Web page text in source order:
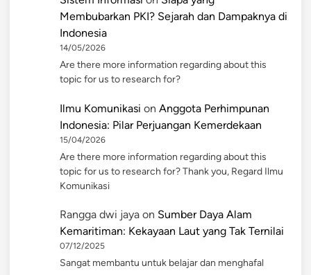
Membubarkan PKI? Sejarah dan Dampaknya di
Indonesia
14/05/2026
Are there more information regarding about this
topic for us to research for?
Ilmu Komunikasi on Anggota Perhimpunan
Indonesia: Pilar Perjuangan Kemerdekaan
15/04/2026
Are there more information regarding about this
topic for us to research for? Thank you, Regard Ilmu
Komunikasi
Rangga dwi jaya on Sumber Daya Alam
Kemaritiman: Kekayaan Laut yang Tak Ternilai
07/12/2025
Sangat membantu untuk belajar dan menghafal